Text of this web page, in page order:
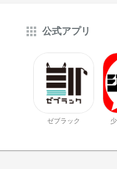
公式アプリ
ゼブラック